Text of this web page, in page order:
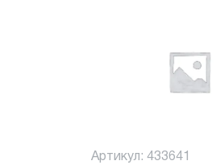
Артикул: 433641